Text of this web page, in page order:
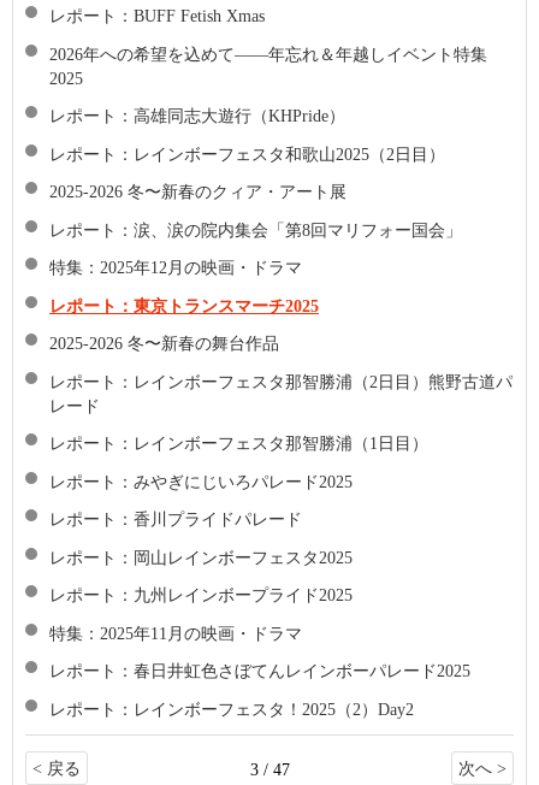
レポート：BUFF Fetish Xmas
2026年への希望を込めて――年忘れ＆年越しイベント特集
2025
レポート：高雄同志大遊行（KHPride）
レポート：レインボーフェスタ和歌山2025（2日目）
2025-2026 冬〜新春のクィア・アート展
レポート：涙、涙の院内集会「第8回マリフォー国会」
特集：2025年12月の映画・ドラマ
レポート：東京トランスマーチ2025
2025-2026 冬〜新春の舞台作品
レポート：レインボーフェスタ那智勝浦（2日目）熊野古道パ
レード
レポート：レインボーフェスタ那智勝浦（1日目）
レポート：みやぎにじいろパレード2025
レポート：香川プライドパレード
レポート：岡山レインボーフェスタ2025
レポート：九州レインボープライド2025
特集：2025年11月の映画・ドラマ
レポート：春日井虹色さぼてんレインボーパレード2025
レポート：レインボーフェスタ！2025（2）Day2
< 戻る 3 / 47 次へ >